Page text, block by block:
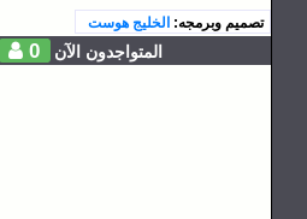
تصميم وبرمجه:الخليج هوست
0 المتواجدون الآن